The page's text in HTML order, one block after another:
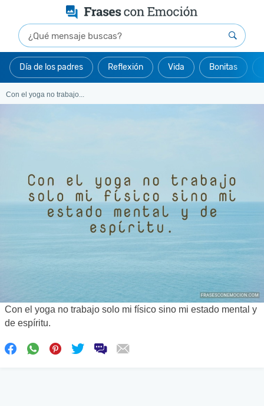
Día de los padres Reflexión Vida Bonitas
Con el yoga no trabajo...
Con el yoga no trabajo solo mi físico sino mi estado mental y
de espíritu.